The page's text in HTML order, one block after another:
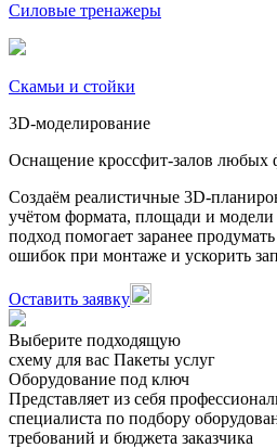
Силовые тренажеры
Скамьи и стойки
3D-моделирование
Оснащение кроссфит-залов любых
Создаём реалистичные 3D-
учётом формата, площади и модели
подход помогает заранее
ошибок при монтаже и ускорить
Оставить заявку
Выберите подходящую
схему для вас Пакеты услуг
Оборудование под ключ
Представляет из себя
специалиста по подбору
требований и бюджета заказчика